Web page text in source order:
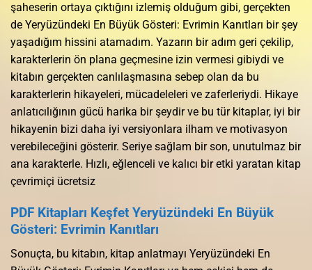
şaheserin ortaya çıktığını izlemiş olduğum gibi, gerçekten
de Yeryüzündeki En Büyük Gösteri: Evrimin Kanıtları bir şey
yaşadığım hissini atamadım. Yazarın bir adım geri çekilip,
karakterlerin ön plana geçmesine izin vermesi gibiydi ve
kitabın gerçekten canlılaşmasına sebep olan da bu
karakterlerin hikayeleri, mücadeleleri ve zaferleriydi. Hikaye
anlatıcılığının gücü harika bir şeydir ve bu tür kitaplar, iyi bir
hikayenin bizi daha iyi versiyonlara ilham ve motivasyon
verebileceğini gösterir. Seriye sağlam bir son, unutulmaz bir
ana karakterle. Hızlı, eğlenceli ve kalıcı bir etki yaratan kitap
çevrimiçi ücretsiz
PDF Kitapları Keşfet Yeryüzündeki En Büyük
Gösteri: Evrimin Kanıtları
Sonuçta, bu kitabın, kitap anlatmayı Yeryüzündeki En